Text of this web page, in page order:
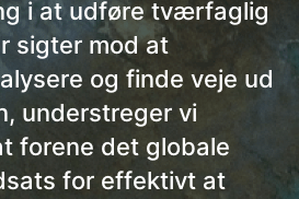
i at udføre tværfaglig
sigter mod at
og finde veje ud
understreger vi
forene det globale
for effektivt at